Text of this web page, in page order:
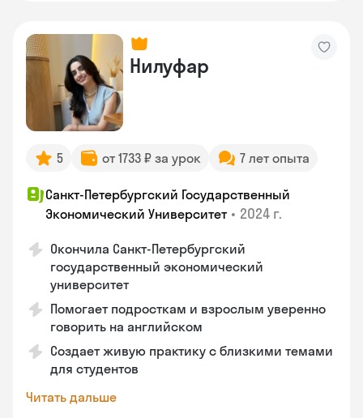
Нилуфар
5 от 1733 ₽ за урок 7 лет опыта
Санкт-Петербургский Государственный
Экономический Университет • 2024 г.
Окончила Санкт-Петербургский
государственный экономический
университет
Помогает подросткам и взрослым уверенно
говорить на английском
Создает живую практику с близкими темами
для студентов
Читать дальше